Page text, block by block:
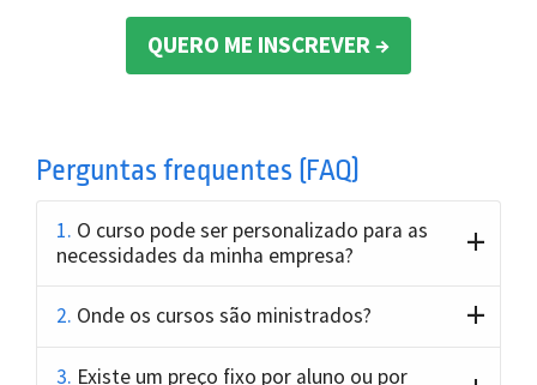
QUERO ME INSCREVER
Perguntas frequentes (FAQ)
1. O curso pode ser personalizado para as
necessidades da minha empresa?
2. Onde os cursos são ministrados?
3. Existe um preço fixo por aluno ou por